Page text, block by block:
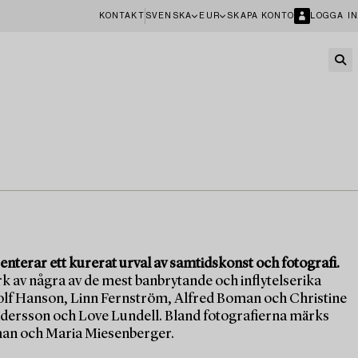
KONTAKT SVENSKA EUR SKAPA KONTO LOGGA IN
ett kurerat urval av samtidskonst och fotografi.
några av de mest banbrytande och inflytelserika
Hanson, Linn Fernström, Alfred Boman och Christine
och Love Lundell. Bland fotografierna märks
och Maria Miesenberger.